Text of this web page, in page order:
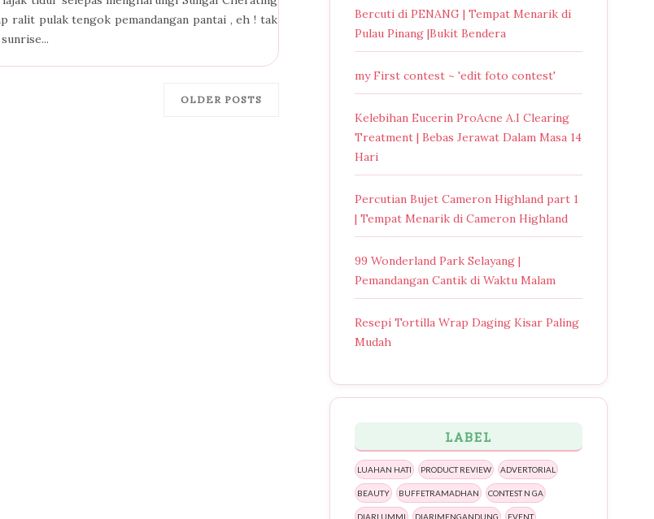
ralit pulak tengok pemandangan pantai , eh ! tak
OLDER POSTS
Bercuti di PENANG | Tempat Menarik di
Pulau Pinang |Bukit Bendera
my First contest ~ 'edit foto contest'
Kelebihan Eucerin ProAcne A.I Clearing
Treatment | Bebas Jerawat Dalam Masa 14
Hari
Percutian Bujet Cameron Highland part 1
| Tempat Menarik di Cameron Highland
99 Wonderland Park Selayang |
Pemandangan Cantik di Waktu Malam
Resepi Tortilla Wrap Daging Kisar Paling
Mudah
LABEL
LUAHAN HATI PRODUCT REVIEW ADVERTORIAL
BEAUTY BUFFETRAMADHAN CONTEST N GA
DIARI UMMI DIARIMENGANDUNG EVENT